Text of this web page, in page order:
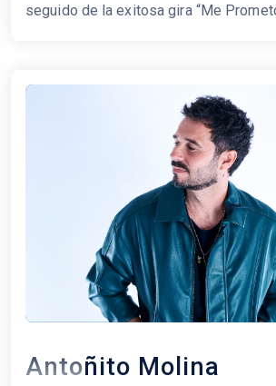
seguido de la exitosa gira “Me
Antoñito Molina